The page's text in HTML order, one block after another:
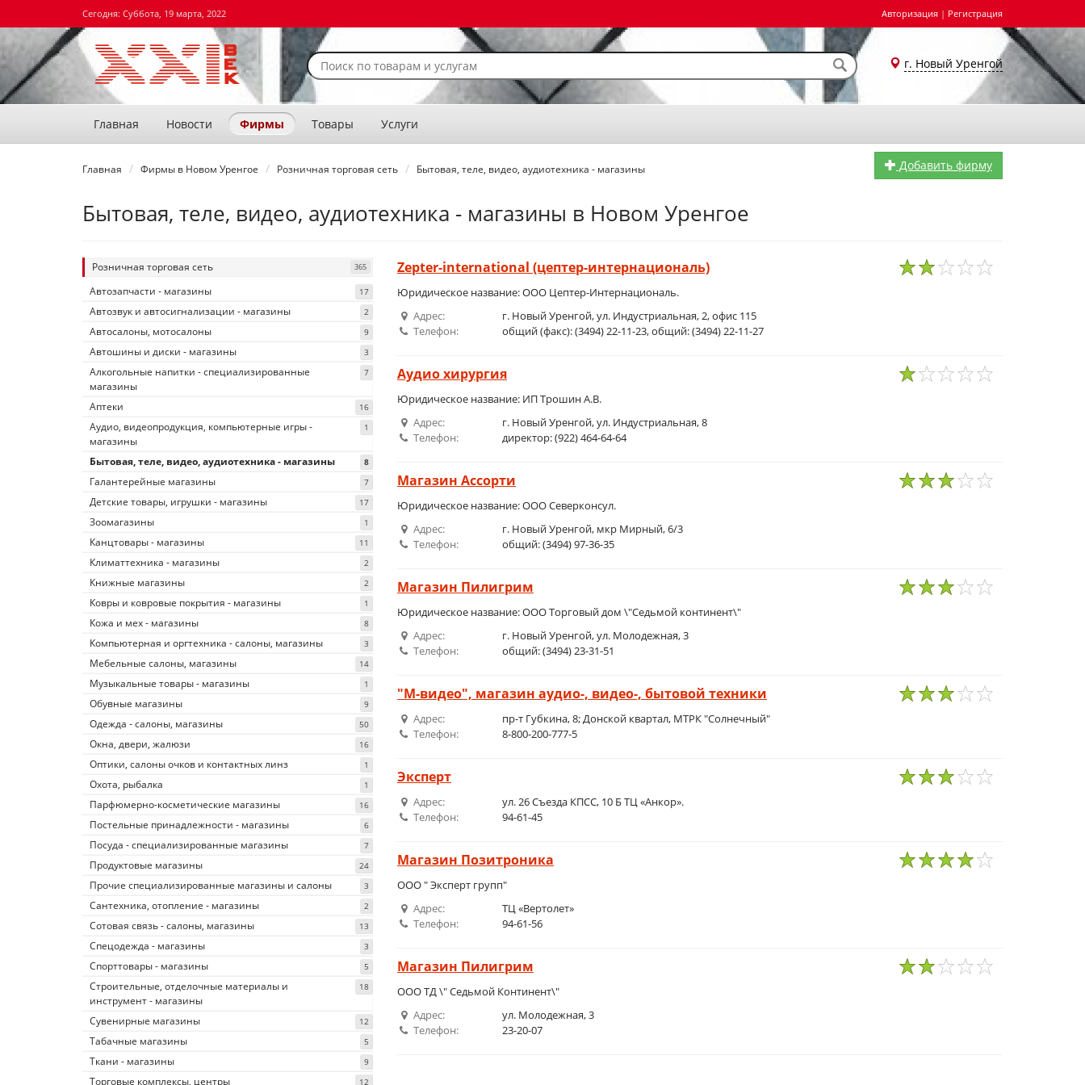
Сегодня: Суббота, 19 марта, 2022 Авторизация | Регистрация
г. Новый Уренгой
Главная Новости Фирмы Товары Услуги
Добавить фирму
Главная Фирмы в Новом Уренгое Розничная торговая сеть Бытовая, теле, видео, аудиотехника - магазины
Бытовая, теле, видео, аудиотехника - магазины в Новом Уренгое
Розничная торговая сеть 365
Автозапчасти - магазины 17
Автозвук и автосигнализации - магазины 2
Автосалоны, мотосалоны 9
Автошины и диски - магазины 3
Алкогольные напитки - специализированные
магазины
7
Аптеки 16
Аудио, видеопродукция, компьютерные игры -
магазины
1
Бытовая, теле, видео, аудиотехника - магазины 8
Галантерейные магазины 7
Детские товары, игрушки - магазины 17
Зоомагазины 1
Канцтовары - магазины 11
Климаттехника - магазины 2
Книжные магазины 2
Ковры и ковровые покрытия - магазины 1
Кожа и мех - магазины 8
Компьютерная и оргтехника - салоны, магазины 3
Мебельные салоны, магазины 14
Музыкальные товары - магазины 1
Обувные магазины 9
Одежда - салоны, магазины 50
Окна, двери, жалюзи 16
Оптики, салоны очков и контактных линз 1
Охота, рыбалка 1
Парфюмерно-косметические магазины 16
Постельные принадлежности - магазины 6
Посуда - специализированные магазины 7
Продуктовые магазины 24
Прочие специализированные магазины и салоны 3
Сантехника, отопление - магазины 2
Сотовая связь - салоны, магазины 13
Спецодежда - магазины 3
Спорттовары - магазины 5
Строительные, отделочные материалы и
инструмент - магазины
18
Сувенирные магазины 12
Табачные магазины 5
Ткани - магазины 9
Торговые комплексы, центры 12
Zepter-international (цептер-интернациональ)
Юридическое название: ООО Цептер-Интернациональ.
Адрес:
г. Новый Уренгой, ул. Индустриальная, 2, офис 115
Телефон:
общий (факс): (3494) 22-11-23, общий: (3494) 22-11-27
Аудио хирургия
Юридическое название: ИП Трошин А.В.
Адрес:
г. Новый Уренгой, ул. Индустриальная, 8
Телефон:
директор: (922) 464-64-64
Магазин Ассорти
Юридическое название: ООО Северконсул.
Адрес:
г. Новый Уренгой, мкр Мирный, 6/3
Телефон:
общий: (3494) 97-36-35
Магазин Пилигрим
Юридическое название: ООО Торговый дом \"Седьмой континент\"
Адрес:
г. Новый Уренгой, ул. Молодежная, 3
Телефон:
общий: (3494) 23-31-51
"М-видео", магазин аудио-, видео-, бытовой техники
Адрес:
пр-т Губкина, 8; Донской квартал, МТРК "Солнечный"
Телефон:
8-800-200-777-5
Эксперт
Адрес:
ул. 26 Съезда КПСС, 10 Б ТЦ «Анкор».
Телефон:
94-61-45
Магазин Позитроника
ООО " Эксперт групп"
Адрес:
ТЦ «Вертолет»
Телефон:
94-61-56
Магазин Пилигрим
ООО ТД \" Седьмой Континент\"
Адрес:
ул. Молодежная, 3
Телефон:
23-20-07